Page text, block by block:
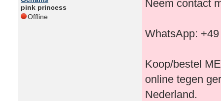
pink princess
Offline
Neem contact
WhatsApp:
Koop/bestel
online tegen
Nederland.